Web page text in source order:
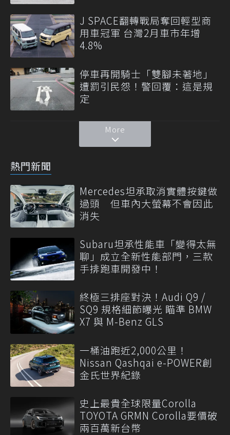
J SPACE翻轉戰局奪回輕型商
用車冠軍 台灣2月車市年增
4.8%
停車再開騎士「雙腳未著地」
遭罰引民怨！警回覆：這是規
定
More
熱門新聞
Mercedes坦承取消實體按鍵做
過頭 但車內大螢幕不會因此
消失
Subaru坦承性能車「變得太無
聊」成立全新性能部門，三款
手排跑車開發中！
終極三排座對決！Audi Q9 /
SQ9 規格細節曝光 瞄準 BMW
X7 與 M-Benz GLS
一桶油跑近2,000公里！
Nissan Qashqai e-POWER創
金氏世界紀錄
史上最貴全球限量Corolla
TOYOTA GRMN Corolla要價破
兩百萬新台幣